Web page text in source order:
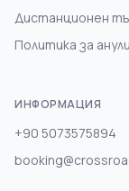
Дистанционен
Политика за
ИНФОРМАЦИЯ
+90 5073575894